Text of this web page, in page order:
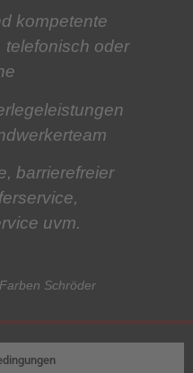
kompetente
telefonisch oder
barrierefreier
uvm.
Schröder